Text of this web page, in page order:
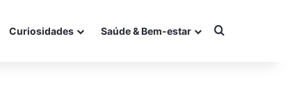
Curiosidades Saúde & Bem-estar Procurar por